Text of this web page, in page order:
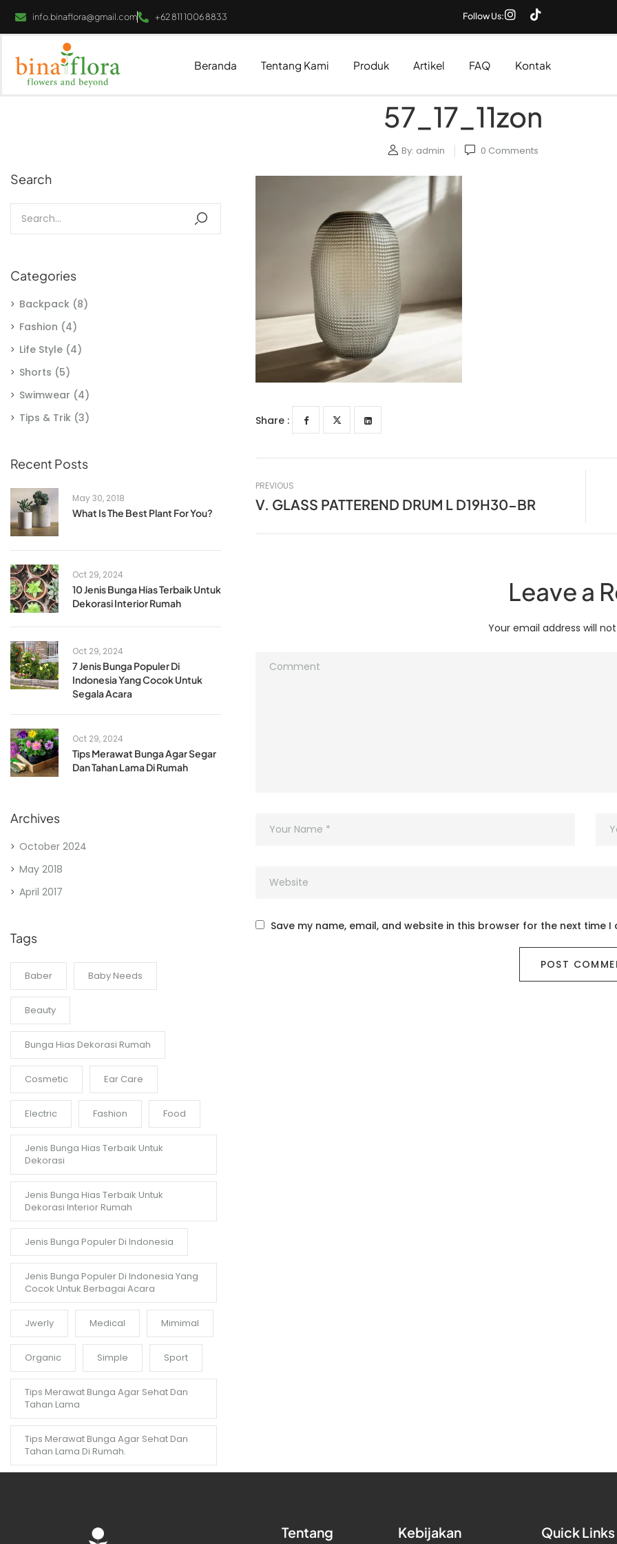
info.binaflora@gmail.com +62 811 1006 8833 Follow Us:
Beranda Tentang Kami Produk Artikel FAQ Kontak
57_17_11zon
By: admin 0 Comments
Search
Categories
Backpack (8)
Fashion (4)
Life Style (4)
Shorts (5)
Swimwear (4)
Tips & Trik (3)
Recent Posts
May 30, 2018
What Is The Best Plant For You?
Oct 29, 2024
10 Jenis Bunga Hias Terbaik Untuk
Dekorasi Interior Rumah
Oct 29, 2024
7 Jenis Bunga Populer Di
Indonesia Yang Cocok Untuk
Segala Acara
Oct 29, 2024
Tips Merawat Bunga Agar Segar
Dan Tahan Lama Di Rumah
Archives
October 2024
May 2018
April 2017
Tags
Baber Baby Needs
Beauty
Bunga Hias Dekorasi Rumah
Cosmetic Ear Care
Electric Fashion Food
Jenis Bunga Hias Terbaik Untuk
Dekorasi
Jenis Bunga Hias Terbaik Untuk
Dekorasi Interior Rumah
Jenis Bunga Populer Di Indonesia
Jenis Bunga Populer Di Indonesia Yang
Cocok Untuk Berbagai Acara
Jwerly Medical Mimimal
Organic Simple Sport
Tips Merawat Bunga Agar Sehat Dan
Tahan Lama
Tips Merawat Bunga Agar Sehat Dan
Tahan Lama Di Rumah.
Share :
PREVIOUS
V. GLASS PATTEREND DRUM L D19H30-BR
Leave a
Your email address will
Save my name, email, and website in this browser for the next time I
Tentang Kebijakan Quick Links